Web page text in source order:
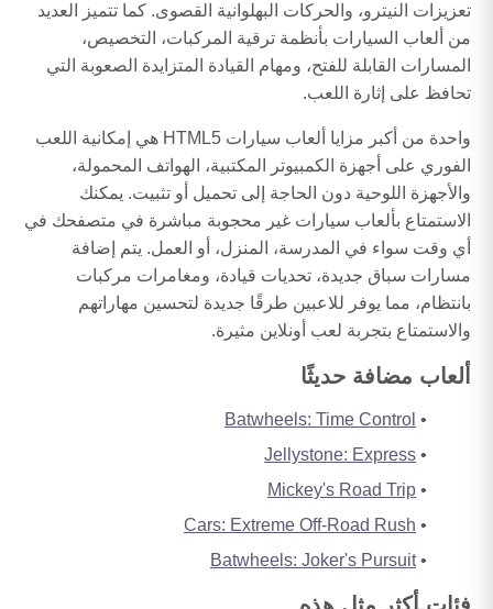
تعزيزات النيترو، والحركات البهلوانية القصوى. كما تتميز العديد
من ألعاب السيارات بأنظمة ترقية المركبات، التخصيص،
المسارات القابلة للفتح، ومهام القيادة المتزايدة الصعوبة التي
تحافظ على إثارة اللعب.
واحدة من أكبر مزايا ألعاب سيارات HTML5 هي إمكانية اللعب
الفوري على أجهزة الكمبيوتر المكتبية، الهواتف المحمولة،
والأجهزة اللوحية دون الحاجة إلى تحميل أو تثبيت. يمكنك
الاستمتاع بألعاب سيارات غير محجوبة مباشرة في متصفحك في
أي وقت سواء في المدرسة، المنزل، أو العمل. يتم إضافة
مسارات سباق جديدة، تحديات قيادة، ومغامرات مركبات
بانتظام، مما يوفر للاعبين طرقًا جديدة لتحسين مهاراتهم
والاستمتاع بتجربة لعب أونلاين مثيرة.
ألعاب مضافة حديثًا
Batwheels: Time Control
Jellystone: Express
Mickey's Road Trip
Cars: Extreme Off-Road Rush
Batwheels: Joker's Pursuit